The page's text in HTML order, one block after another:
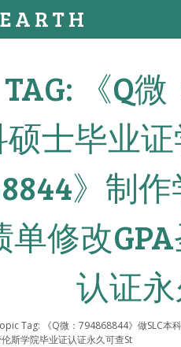
EARTH
TAG: 《Q
士毕业
》制
单修改
认证
Tag: 《Q微：794868844》做SLC本
斯学院毕业证认证永久可查St